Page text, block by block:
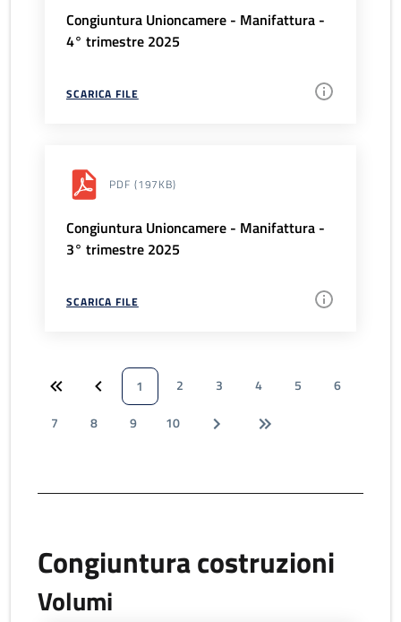
Congiuntura Unioncamere - Manifattura -
4° trimestre 2025
SCARICA FILE
PDF (197KB)
Congiuntura Unioncamere - Manifattura -
3° trimestre 2025
SCARICA FILE
1 2 3 4 5
6
7
8 9 10
Congiuntura costruzioni
Volumi